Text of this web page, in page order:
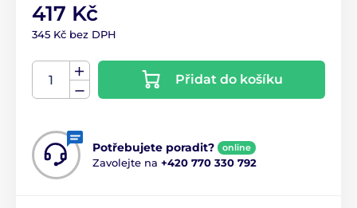
417 Kč
345 Kč bez DPH
Přidat do košíku
Potřebujete poradit? online
Zavolejte na +420 770 330 792